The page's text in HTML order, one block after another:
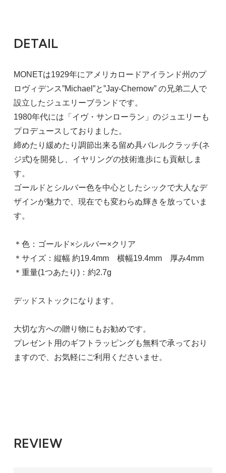
DETAIL
MONETは1929年にアメリカロードアイランド州のプ
ロヴィデンス”Michael”と”Jay-Chernow” の兄弟二人で
設立したジュエリーブランドです。
1980年代には「イヴ・サンローラン」のジュエリーも
プロデュースしておりました。
締めたり緩めたり調節出来る留め具バレルクラッチ(ネ
ジ式)を開発し、イヤリングの技術進歩にも貢献しま
す。
ゴールドとシルバー色を中心としたシックで大人なデ
ザインが魅力で、現在でも変わらぬ輝きを放っていま
す。
＊色：ゴールド×シルバー×クリア
＊サイズ：縦幅 約19.4mm 横幅19.4mm 厚み4mm
＊重量(1つあたり)：約2.7g
デッドストックになります。
大切な方への贈り物にもお勧めです。
プレゼント用のギフトラッピングも無料で承っており
ますので、お気軽にご利用くださいませ。
REVIEW